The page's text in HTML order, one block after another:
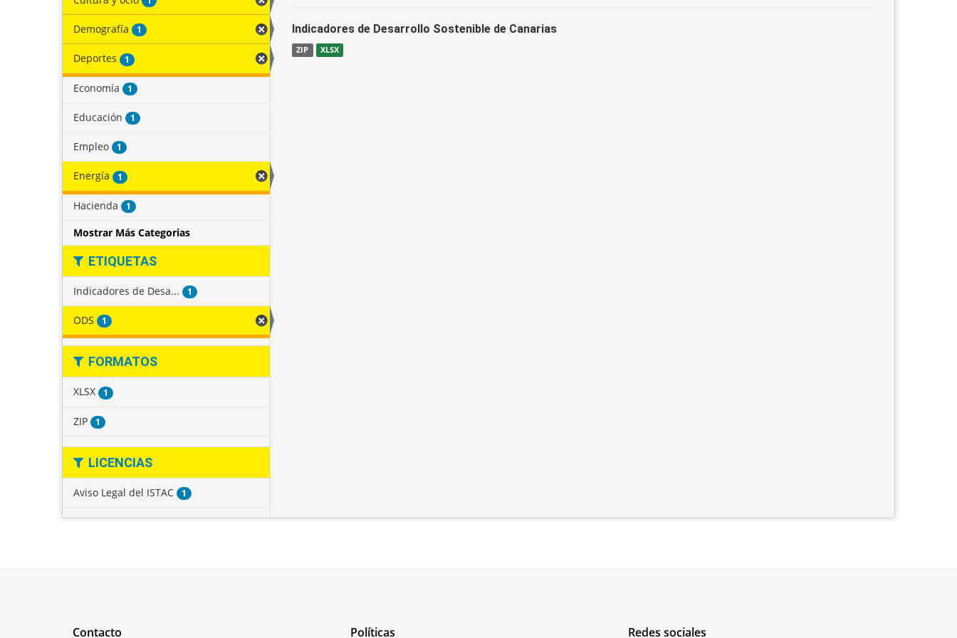
Demografía 1
Deportes 1
Economía 1
Educación 1
Empleo 1
Energía 1
Hacienda 1
Mostrar Más Categorias
ETIQUETAS
Indicadores de Desa... 1
ODS 1
FORMATOS
XLSX 1
ZIP 1
LICENCIAS
Aviso Legal del ISTAC 1
Indicadores de Desarrollo Sostenible de Canarias
ZIP XLSX
Contacto Políticas Redes sociales